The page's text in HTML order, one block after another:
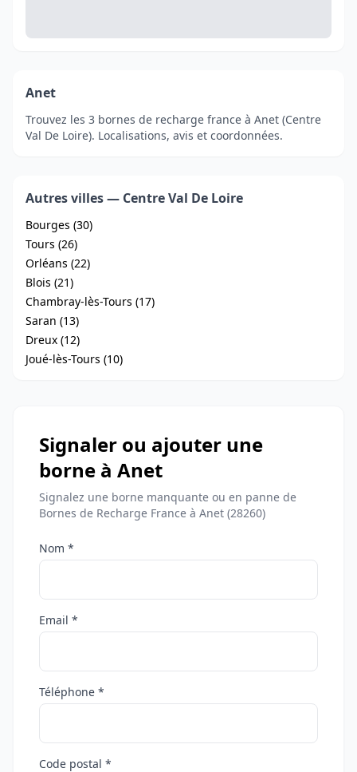
Anet
Trouvez les 3 bornes de recharge france à Anet (Centre
Val De Loire). Localisations, avis et coordonnées.
Autres villes — Centre Val De Loire
Bourges (30)
Tours (26)
Orléans (22)
Blois (21)
Chambray-lès-Tours (17)
Saran (13)
Dreux (12)
Joué-lès-Tours (10)
Signaler ou ajouter une
borne à Anet
Signalez une borne manquante ou en panne de
Bornes de Recharge France à Anet (28260)
Nom *
Email *
Téléphone *
Code postal *